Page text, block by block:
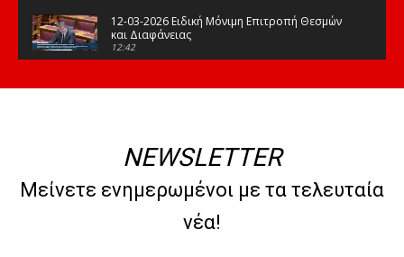
12-03-2026 Ειδική Μόνιμη Επιτροπή Θεσμών
και Διαφάνειας
12:42
της Βουλής
08:47
10-02-2026 Διαρκής Επιτροπή Μορφωτικών
Υποθέσεων
NEWSLETTER
Μείνετε ενημερωμένοι με τα τελευταία
νέα!